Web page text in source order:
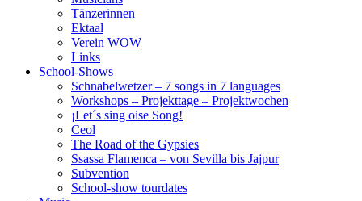
Tänzerinnen
Ektaal
Verein WOW
Links
School-Shows
Schnabelwetzer – 7 songs in 7 languages
Workshops – Projekttage – Projektwochen
¡Let´s sing oise Song!
Ceol
The Road of the Gypsies
Ssassa Flamenca – von Sevilla bis Jajpur
Subvention
School-show tourdates